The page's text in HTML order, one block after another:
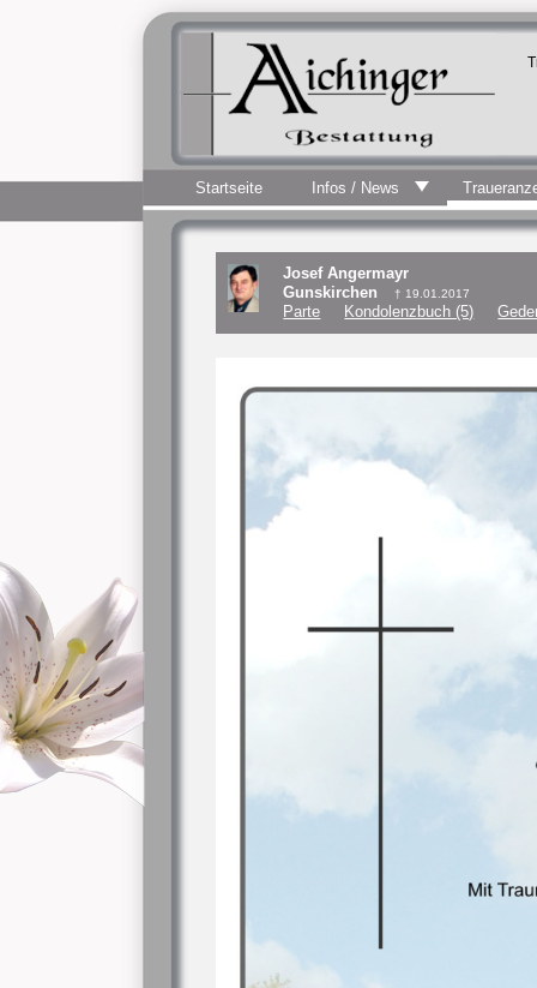
Startseite Infos / News
Josef Angermayr
Gunskirchen
† 19.01.2017
Parte Kondolenzbuch (5)